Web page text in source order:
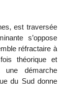
est traversée
s’oppose
réfractaire à
théorique et
démarche
du Sud donne